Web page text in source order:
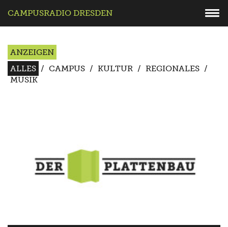
CAMPUSRADIO DRESDEN
ANZEIGEN
ALLES / CAMPUS / KULTUR / REGIONALES /
MUSIK